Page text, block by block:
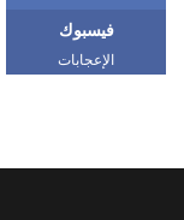
فيسبوك
الإعجابات